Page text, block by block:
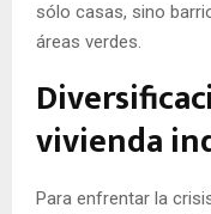
sólo casas, sino
áreas verdes.
vivienda
Para enfrentar la